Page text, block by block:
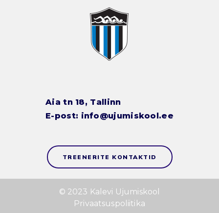
Aia tn 18, Tallinn
E-post: info@ujumiskool.ee
TREENERITE KONTAKTID
© 2023 Kalevi Ujumiskool
Privaatsuspoliitika